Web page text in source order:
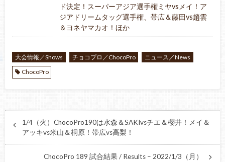
ド決定！スーパーアジア選手権ミヤvsメイ！ア
ジアドリームタッグ選手権、帯広＆藤田vs趙雲
＆ヨネヤマカオ！ほか
大会情報／Shows チョコプロ／ChocoPro
ニュース／News
ChocoPro
1/4（火）ChocoPro190は水森＆SAKIvsチエ＆櫻井！メイ＆
アッキvs米山＆桐原！帯広vs高梨！
ChocoPro 189 試合結果 / Results – 2022/1/3（月）